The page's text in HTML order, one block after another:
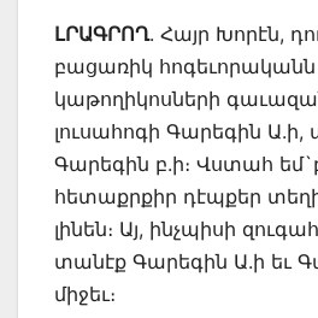
ԼՐԱԳՐՈՂ. Հայր Խորէն,
բացառիկ հոգեւորականն
կաթողիկոսների
լուսահոգի Գարեգին Ա.ի,
Գարեգին բ.ի։ Վստահ
հետաքրքիր դէպքեր
լինեն։ Այ, ինչպիսի
տանէք Գարեգին Ա.ի եւ
միջեւ։